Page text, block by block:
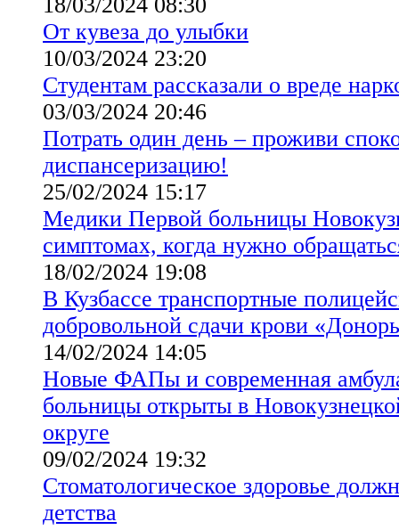
От кувеза до улыбки
10/03/2024 23:20
Студентам рассказали о вреде
03/03/2024 20:46
Потрать один день – проживи
диспансеризацию!
25/02/2024 15:17
Медики Первой больницы
симптомах, когда нужно
18/02/2024 19:08
В Кузбассе транспортные
добровольной сдачи крови
14/02/2024 14:05
Новые ФАПы и современная
больницы открыты в
округе
09/02/2024 19:32
Стоматологическое здоровье
детства